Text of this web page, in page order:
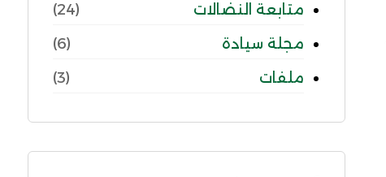
متابعة النضالات
(24)
مجلة سيادة
(6)
ملفات
(3)